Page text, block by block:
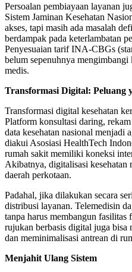
Persoalan pembiayaan layanan
Sistem Jaminan Kesehatan
akses, tapi masih ada masalah
berdampak pada keterlambatan
Penyesuaian tarif INA-CBGs
belum sepenuhnya
medis.
Transformasi Digital: Peluang
Transformasi digital kesehatan
Platform konsultasi daring,
data kesehatan nasional menjadi
diakui Asosiasi HealthTech
rumah sakit memiliki koneksi
Akibatnya, digitalisasi kesehatan
daerah perkotaan.
Padahal, jika dilakukan secara
distribusi layanan. Telemedisin
tanpa harus membangun
rujukan berbasis digital juga bisa
dan meminimalisasi antrean di
Menjahit Ulang Sistem